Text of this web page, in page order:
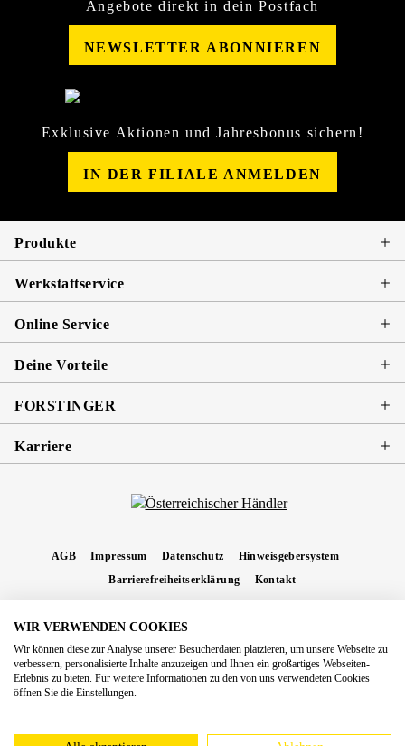
Angebote direkt in dein Postfach
NEWSLETTER ABONNIEREN
Exklusive Aktionen und Jahresbonus sichern!
IN DER FILIALE ANMELDEN
Produkte
Werkstattservice
Online Service
Deine Vorteile
FORSTINGER
Karriere
AGB Impressum Datenschutz
Hinweisgebersystem
Barrierefreiheitserklärung
Kontakt
Nachnahmegebühren, wenn nicht anders angegeben.
Copyright 2026 Forstinger Österreich GmbH
Königstetter Straße 128 - 134/OG3, 3430 Tulln
europäschen Online-Streitbeilegungs-Plattform hinzuweisen: webgate.ec.europa.eu/odr
WIR VERWENDEN COOKIES
Wir können diese zur Analyse unserer Besucherdaten platzieren, um unsere Webseite zu
verbessern, personalisierte Inhalte anzuzeigen und Ihnen ein großartiges Webseiten-
Erlebnis zu bieten. Für weitere Informationen zu den von uns verwendeten Cookies
öffnen Sie die Einstellungen.